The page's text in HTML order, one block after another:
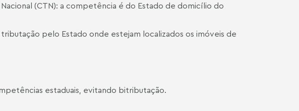
(CTN): a competência é do Estado de domicílio do
pelo Estado onde estejam localizados os imóveis de
estaduais, evitando bitributação.